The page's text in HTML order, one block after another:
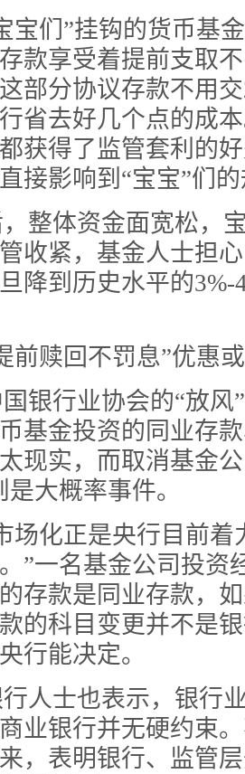
们”挂钩的货币基金
款享受着提前支取
部分协议存款不用
省去好几个点的成
获得了监管套利的
接影响到“宝宝”们
体资金面宽松，宝
收紧，基金人士担
降到历史水平的3%-
赎回不罚息”优惠
行业协会的“放风”
基金投资的同业存
现实，而取消基金
大概率事件。
化正是央行目前着
”一名基金公司投资
存款是同业存款，
的科目变更并不是
行能决定。
士也表示，银行业
业银行并无硬约束
，表明银行、监管